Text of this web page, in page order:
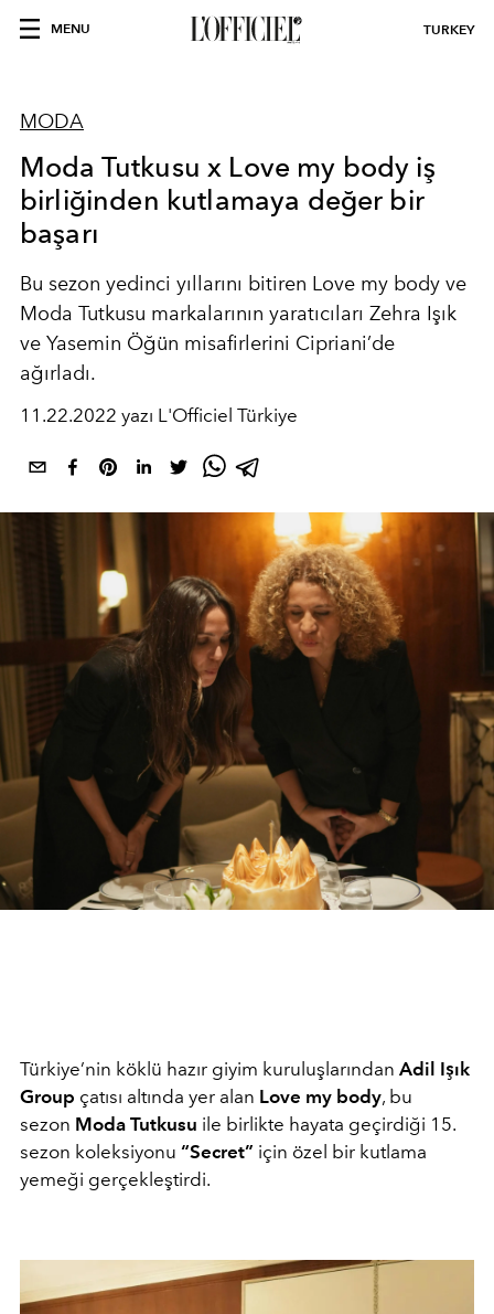
MENU TURKEY
MODA
Moda Tutkusu x Love my body iş
birliğinden kutlamaya değer bir
başarı
Bu sezon yedinci yıllarını bitiren Love my body ve
Moda Tutkusu markalarının yaratıcıları Zehra Işık
ve Yasemin Öğün misafirlerini Cipriani’de
ağırladı.
11.22.2022 yazı L'Officiel Türkiye
Türkiye’nin köklü hazır giyim kuruluşlarından Adil Işık
Group çatısı altında yer alan Love my body, bu
sezon Moda Tutkusu ile birlikte hayata geçirdiği 15.
sezon koleksiyonu “Secret” için özel bir kutlama
yemeği gerçekleştirdi.